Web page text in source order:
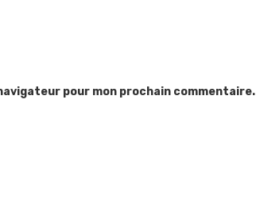
pour mon prochain commentaire.